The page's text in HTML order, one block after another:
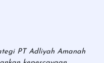
PT Adliyah Amanah